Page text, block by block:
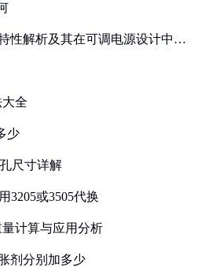
性解析及其在可调电源设计中的
全
少
尺寸详解
3205或3505代换
计算与应用分析
剂分别加多少